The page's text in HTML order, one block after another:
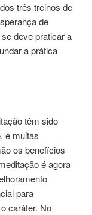
três treinos de
de
deve praticar a
a prática
têm sido
e muitas
os benefícios
é agora
para
caráter. No